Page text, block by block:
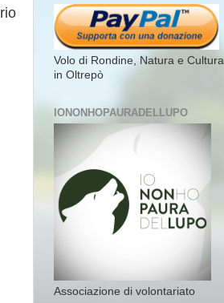
Volo di Rondine, Natura e Cultura
in Oltrepò
IONONHOPAURADELLUPO
Associazione di volontariato